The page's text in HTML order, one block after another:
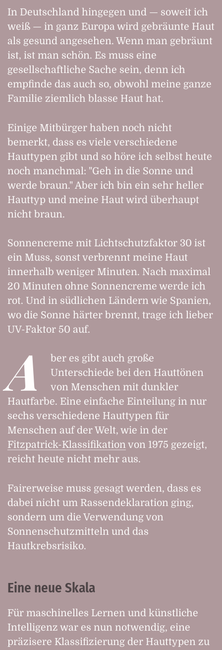
In Deutschland hingegen und — soweit ich
weiß — in ganz Europa wird gebräunte Haut
als gesund angesehen. Wenn man gebräunt
ist, ist man schön. Es muss eine
gesellschaftliche Sache sein, denn ich
empfinde das auch so, obwohl meine ganze
Familie ziemlich blasse Haut hat.
Einige Mitbürger haben noch nicht
bemerkt, dass es viele verschiedene
Hauttypen gibt und so höre ich selbst heute
noch manchmal: "Geh in die Sonne und
werde braun." Aber ich bin ein sehr heller
Hauttyp und meine Haut wird überhaupt
nicht braun.
Sonnencreme mit Lichtschutzfaktor 30 ist
ein Muss, sonst verbrennt meine Haut
innerhalb weniger Minuten. Nach maximal
20 Minuten ohne Sonnencreme werde ich
rot. Und in südlichen Ländern wie Spanien,
wo die Sonne härter brennt, trage ich lieber
UV-Faktor 50 auf.
A
ber es gibt auch große
Unterschiede bei den Hauttönen
von Menschen mit dunkler
Hautfarbe. Eine einfache Einteilung in nur
sechs verschiedene Hauttypen für
Menschen auf der Welt, wie in der
Fitzpatrick-Klassifikationvon 1975 gezeigt,
reicht heute nicht mehr aus.
Fairerweise muss gesagt werden, dass es
dabei nicht um Rassendeklaration ging,
sondern um die Verwendung von
Sonnenschutzmitteln und das
Hautkrebsrisiko.
Eine neue Skala
Für maschinelles Lernen und künstliche
Intelligenz war es nun notwendig, eine
präzisere Klassifizierung der Hauttypen zu